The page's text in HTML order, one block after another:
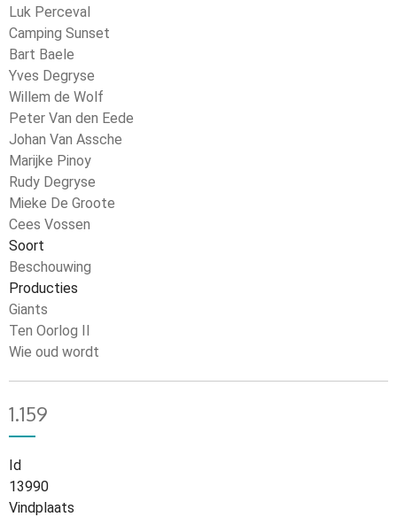
Luk Perceval
Camping Sunset
Bart Baele
Yves Degryse
Willem de Wolf
Peter Van den Eede
Johan Van Assche
Marijke Pinoy
Rudy Degryse
Mieke De Groote
Cees Vossen
Soort
Beschouwing
Producties
Giants
Ten Oorlog II
Wie oud wordt
1.159
Id
13990
Vindplaats